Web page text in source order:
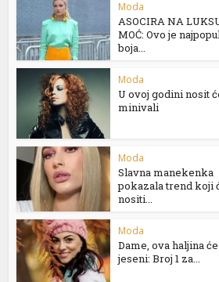
Moda
ASOCIRA NA
MOĆ: Ovo je
boja...
Moda
U ovoj godini nosit
minivali
Moda
Slavna manekenka
pokazala trend koji
nositi...
Moda
Dame, ova haljina
jeseni: Broj 1 za...